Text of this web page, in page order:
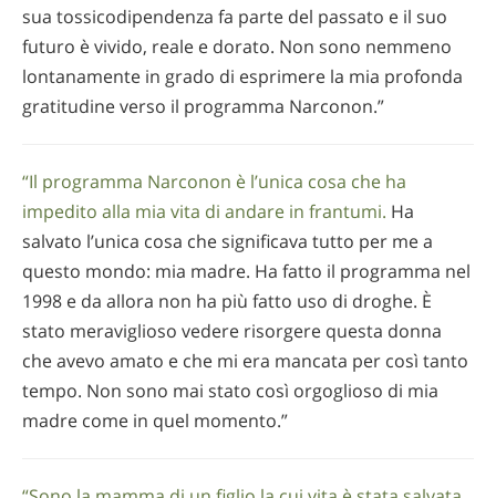
sua tossicodipendenza fa parte del passato e il suo
futuro è vivido, reale e dorato. Non sono nemmeno
lontanamente in grado di esprimere la mia profonda
gratitudine verso il programma Narconon.”
“Il programma Narconon è l’unica cosa che ha
impedito alla mia vita di andare in frantumi. Ha
salvato l’unica cosa che significava tutto per me a
questo mondo: mia madre. Ha fatto il programma nel
1998 e da allora non ha più fatto uso di droghe. È
stato meraviglioso vedere risorgere questa donna
che avevo amato e che mi era mancata per così tanto
tempo. Non sono mai stato così orgoglioso di mia
madre come in quel momento.”